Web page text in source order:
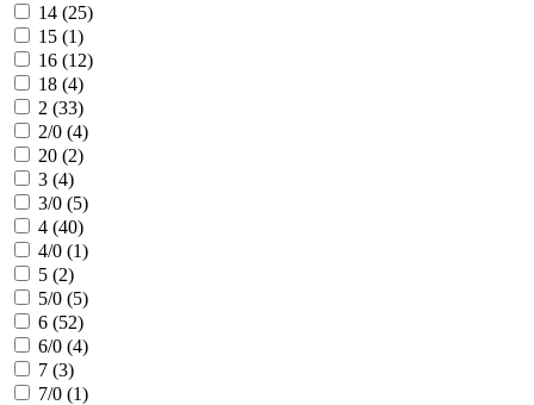
14 (25)
15 (1)
16 (12)
18 (4)
2 (33)
2/0 (4)
20 (2)
3 (4)
3/0 (5)
4 (40)
4/0 (1)
5 (2)
5/0 (5)
6 (52)
6/0 (4)
7 (3)
7/0 (1)